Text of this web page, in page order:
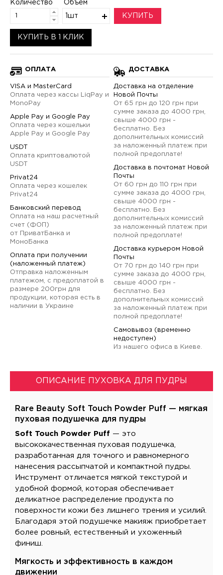
Количество Объем
1шт КУПИТЬ
КУПИТЬ В 1 КЛИК
ОПЛАТА
VISA и MasterCard
Оплата через кассы LiqPay и
MonoPay
Apple Pay и Google Pay
Оплата через кошельки
Apple Pay и Google Pay
USDT
Оплата криптовалютой
USDT
Privat24
Оплата через кошелек
Privat24
Банковский перевод
Оплата на наш расчетный
счет (ФОП)
от ПриватБанка и
МоноБанка
Оплата при получении
(наложенный платеж)
Отправка наложенным
платежом, с предоплатой в
размере 200грн для
продукции, которая есть в
наличии в Украине
ДОСТАВКА
Доставка на отделение
Новой Почты
От 65 грн до 120 грн при
сумме заказа до 4000 грн,
свыше 4000 грн -
бесплатно. Без
дополнительных комиссий
за наложенный платеж при
полной предоплате!
Доставка в почтомат Новой
Почты
От 60 грн до 110 грн при
сумме заказа до 4000 грн,
свыше 4000 грн -
бесплатно. Без
дополнительных комиссий
за наложенный платеж при
полной предоплате!
Доставка курьером Новой
Почты
От 70 грн до 140 грн при
сумме заказа до 4000 грн,
свыше 4000 грн -
бесплатно. Без
дополнительных комиссий
за наложенный платеж при
полной предоплате!
Самовывоз (временно
недоступен)
Из нашего офиса в Киеве.
ОПИСАНИЕ ПУХОВКА ДЛЯ ПУДРЫ
Rare Beauty Soft Touch Powder Puff — мягкая
пуховая подушечка для пудры
Soft Touch Powder Puff — это
высококачественная пуховая подушечка,
разработанная для точного и равномерного
нанесения рассыпчатой и компактной пудры.
Инструмент отличается мягкой текстурой и
удобной формой, которая обеспечивает
деликатное распределение продукта по
поверхности кожи без лишнего трения и усилий.
Благодаря этой подушечке макияж приобретает
более ровный, естественный и ухоженный
финиш.
Мягкость и эффективность в каждом
движении